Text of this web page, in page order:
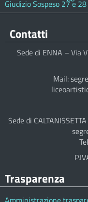
Giudizio Sospeso 27 e
Contatti
Sede di ENNA – Via
Mail:
Sede di
Trasparenza